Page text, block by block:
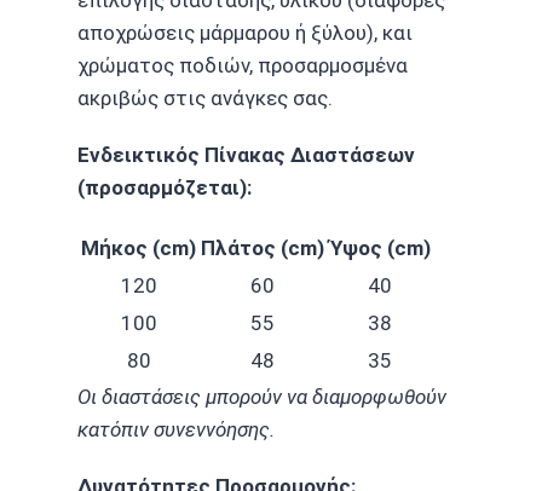
αποχρώσεις μάρμαρου ή ξύλου), και
χρώματος ποδιών, προσαρμοσμένα
ακριβώς στις ανάγκες σας.
Ενδεικτικός Πίνακας Διαστάσεων
(προσαρμόζεται):
Μήκος (cm) Πλάτος (cm) Ύψος (cm)
120
60
40
100
55
38
80
48
35
Οι διαστάσεις μπορούν να διαμορφωθούν
κατόπιν συνεννόησης.
Δυνατότητες Προσαρμογής: